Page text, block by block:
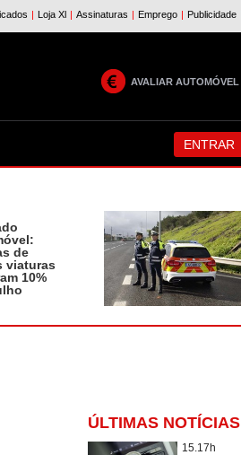
AVALIAR AUTOMÓVEL
ENTRAR
de
viaturas
10%
ÚLTIMAS NOTÍCIAS
15.17h